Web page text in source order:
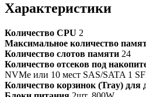
Характеристики
Количество CPU 2
Максимальное количество
Количество слотов памяти 24
Количество отсеков под
NVMe или 10 мест SAS/SATA 1
Количество корзинок (Tray) для